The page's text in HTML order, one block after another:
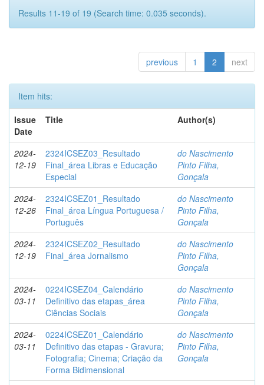
Results 11-19 of 19 (Search time: 0.035 seconds).
previous 1 2 next
Item hits:
Issue
Date
Title Author(s)
2024-
12-19
2324ICSEZ03_Resultado
Final_área Libras e Educação
Especial
do Nascimento
Pinto Filha,
Gonçala
2024-
12-26
2324ICSEZ01_Resultado
Final_área Língua Portuguesa /
Português
do Nascimento
Pinto Filha,
Gonçala
2024-
12-19
2324ICSEZ02_Resultado
Final_área Jornalismo
do Nascimento
Pinto Filha,
Gonçala
2024-
03-11
0224ICSEZ04_Calendário
Definitivo das etapas_área
Ciências Sociais
do Nascimento
Pinto Filha,
Gonçala
2024-
03-11
0224ICSEZ01_Calendário
Definitivo das etapas - Gravura;
Fotografia; Cinema; Criação da
Forma Bidimensional
do Nascimento
Pinto Filha,
Gonçala